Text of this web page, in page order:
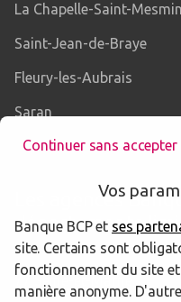
La Chapelle-Saint-Mesmin
Saint-Jean-de-Braye
Fleury-les-Aubrais
Saran
Les agences
départements
77 Seine-et-Marne
Continuer sans accepter
Vos
Banque BCP et ses
site. Certains sont
fonctionnement du site
manière anonyme.